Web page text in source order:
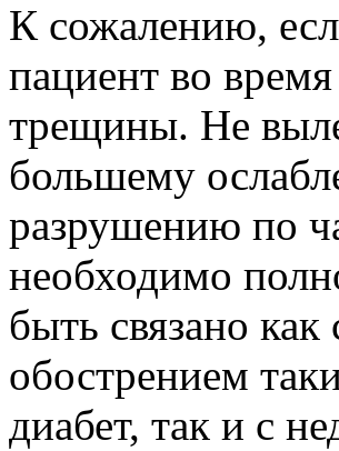
К сожалению,
пациент во
трещины. Не
большему
разрушению по
необходимо
быть связано
обострением
диабет, так и с